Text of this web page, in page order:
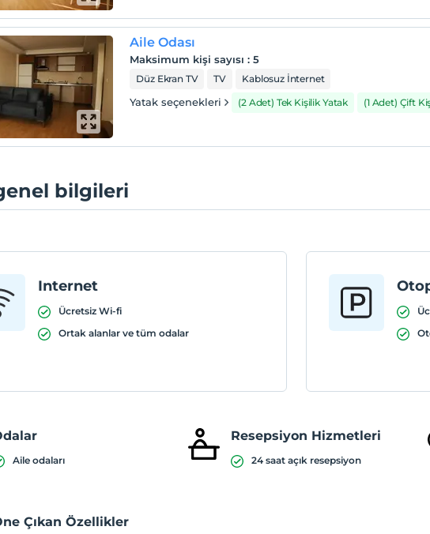
Aile Odası
Maksimum kişi sayısı :5
Düz Ekran TV TV Kablosuz İnternet
Yatak seçenekleri (2 Adet) Tek Kişilik Yatak (1 Adet) Çift
bilgileri
Internet
Ücretsiz Wi-fi
Ortak alanlar ve tüm odalar
Aile odaları
Resepsiyon Hizmetleri
24 saat açık resepsiyon
Çıkan Özellikler